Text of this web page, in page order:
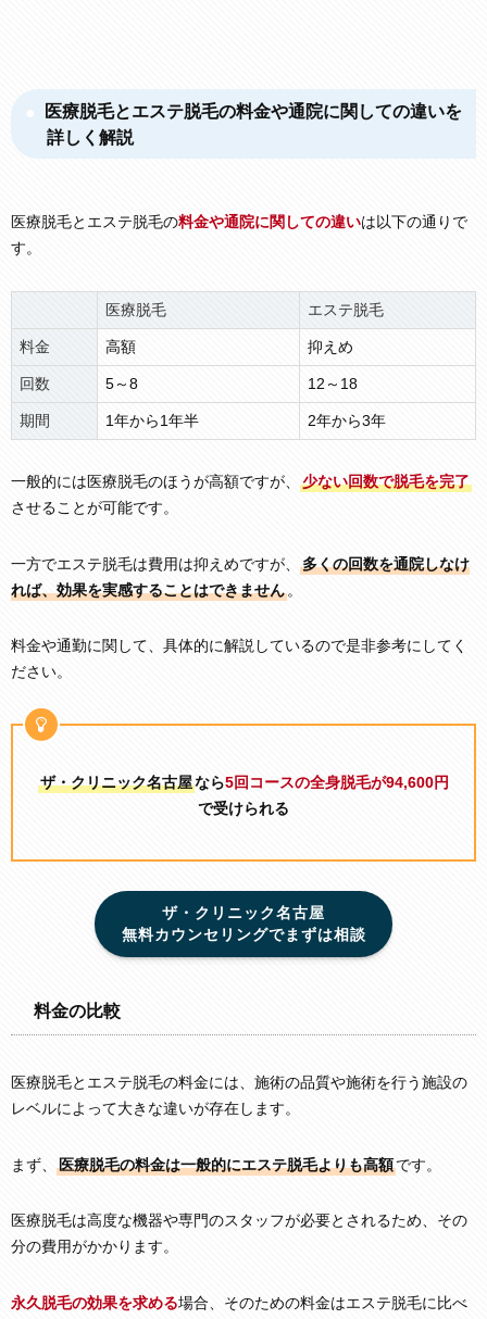
医療脱毛とエステ脱毛の料金や通院に関しての違いを
詳しく解説
医療脱毛とエステ脱毛の料金や通院に関しての違いは以下の通りで
す。
医療脱毛 エステ脱毛
料金 高額 抑えめ
回数 5～8 12～18
期間 1年から1年半 2年から3年
一般的には医療脱毛のほうが高額ですが、
少ない回数で脱毛を完了
させることが可能です。
一方でエステ脱毛は費用は抑えめですが、
多くの回数を通院しなけ
れば、効果を実感することはできません 。
料金や通勤に関して、具体的に解説しているので是非参考にしてく
ださい。
ザ・クリニック名古屋なら5回コースの全身脱毛が94,600円
で受けられる
ザ・クリニック名古屋
無料カウンセリングでまずは相談
料金の比較
医療脱毛とエステ脱毛の料金には、施術の品質や施術を行う施設の
レベルによって大きな違いが存在します。
まず、 医療脱毛の料金は一般的にエステ脱毛よりも高額 です。
医療脱毛は高度な機器や専門のスタッフが必要とされるため、その
分の費用がかかります。
永久脱毛の効果を求める場合、そのための料金はエステ脱毛に比べ